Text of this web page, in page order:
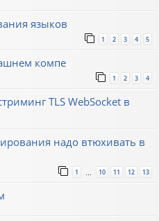
языков
1 2 3 4 5
компе
1 2 3 4
TLS WebSocket в
надо втюхивать в
1 … 10 11 12 13